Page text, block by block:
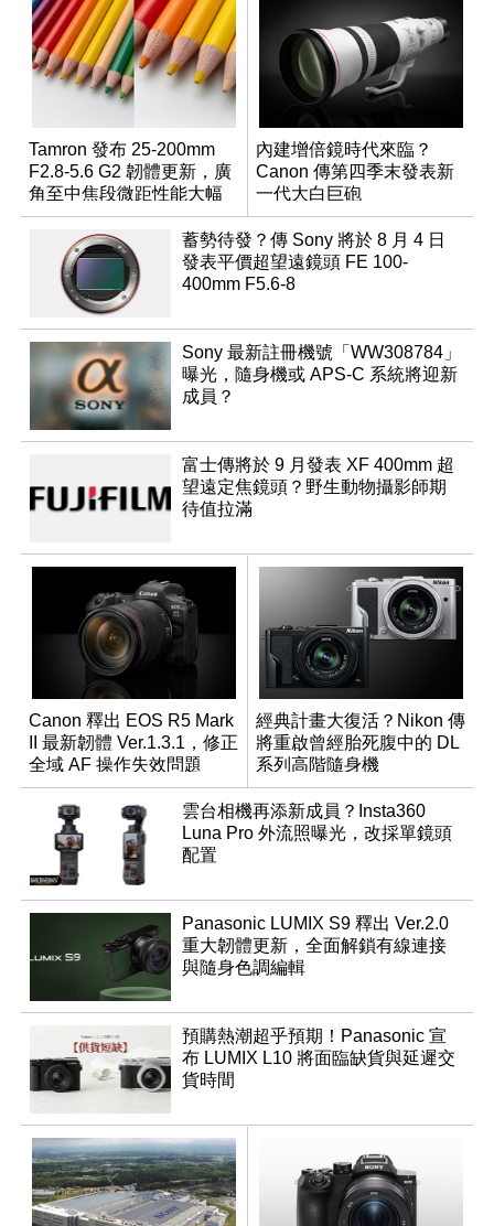
Tamron 發布 25-200mm
F2.8-5.6 G2 韌體更新，廣
角至中焦段微距性能大幅
升級
內建增倍鏡時代來臨？
Canon 傳第四季末發表新
一代大白巨砲
蓄勢待發？傳 Sony 將於 8 月 4 日
發表平價超望遠鏡頭 FE 100-
400mm F5.6-8
Sony 最新註冊機號「WW308784」
曝光，隨身機或 APS-C 系統將迎新
成員？
富士傳將於 9 月發表 XF 400mm 超
望遠定焦鏡頭？野生動物攝影師期
待值拉滿
Canon 釋出 EOS R5 Mark
II 最新韌體 Ver.1.3.1，修正
全域 AF 操作失效問題
經典計畫大復活？Nikon 傳
將重啟曾經胎死腹中的 DL
系列高階隨身機
雲台相機再添新成員？Insta360
Luna Pro 外流照曝光，改採單鏡頭
配置
Panasonic LUMIX S9 釋出 Ver.2.0
重大韌體更新，全面解鎖有線連接
與隨身色調編輯
預購熱潮超乎預期！Panasonic 宣
布 LUMIX L10 將面臨缺貨與延遲交
貨時間